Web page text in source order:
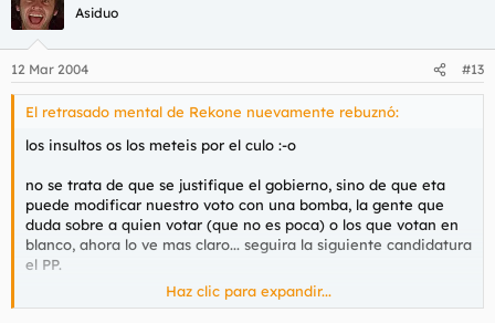
Asiduo
12 Mar 2004 #13
El retrasado mental de Rekone nuevamente rebuznó:
los insultos os los meteis por el culo :-o
no se trata de que se justifique el gobierno, sino de que eta
puede modificar nuestro voto con una bomba, la gente que
duda sobre a quien votar (que no es poca) o los que votan en
blanco, ahora lo ve mas claro... seguira la siguiente candidatura
el PP.
Les puede interesar que un partido este en poder para seguir
Haz clic para expandir...